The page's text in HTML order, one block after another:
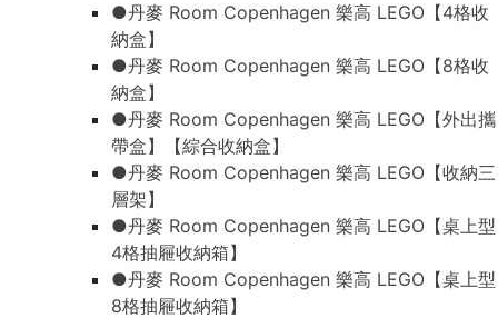
●丹麥 Room Copenhagen 樂高 LEGO【4格收
納盒】
●丹麥 Room Copenhagen 樂高 LEGO【8格收
納盒】
●丹麥 Room Copenhagen 樂高 LEGO【外出攜
帶盒】【綜合收納盒】
●丹麥 Room Copenhagen 樂高 LEGO【收納三
層架】
●丹麥 Room Copenhagen 樂高 LEGO【桌上型
4格抽屜收納箱】
●丹麥 Room Copenhagen 樂高 LEGO【桌上型
8格抽屜收納箱】